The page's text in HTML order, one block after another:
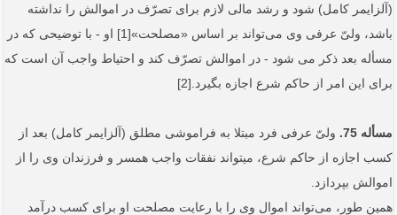
(آلزایمر کامل) شود و رشد مالی لازم برای تصرّف در اموالش را نداشته
باشد، ‌ولیّ عرفی وی می‌تواند بر اساس «مصلحت»[1] او - با توضیحی که در
مسأله بعد ذکر می­ شود - در اموالش تصرّف کند و احتیاط واجب آن است که
برای این امر از حاکم شرع اجازه بگیرد.[2]
مسأله 75.
ولیّ عرفی فرد مبتلا به فراموشی مطلق (آلزایمر کامل) بعد از
کسب اجازه از حاکم شرع، می­تواند نفقات واجب همسر و فرزندان وی را از
اموالش بپردازد.
همین طور، می‌تواند اموال وی را با رعایت مصلحت او برای کسب درآمد